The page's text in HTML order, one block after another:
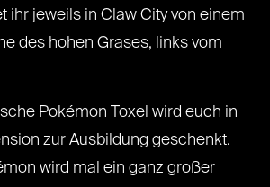
ihr jeweils in Claw City von einem
des hohen Grases, links vom
Pokémon Toxel wird euch in
zur Ausbildung geschenkt.
wird mal ein ganz großer